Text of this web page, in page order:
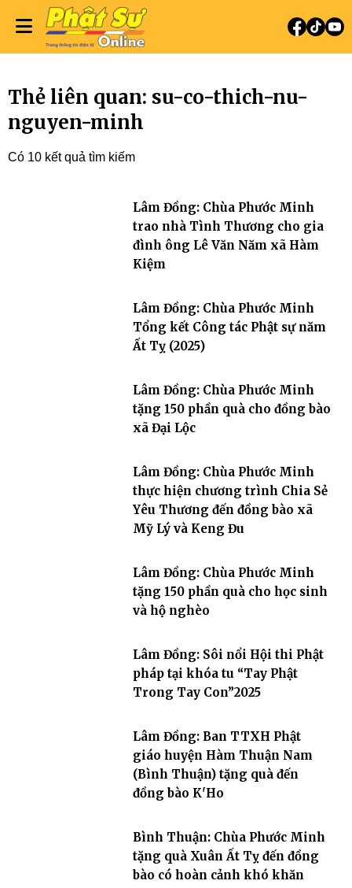
Thẻ liên quan: su-co-thich-nu-
nguyen-minh
Có 10 kết quả tìm kiếm
Lâm Đồng: Chùa Phước Minh
trao nhà Tình Thương cho gia
đình ông Lê Văn Năm xã Hàm
Kiệm
Lâm Đồng: Chùa Phước Minh
Tổng kết Công tác Phật sự năm
Ất Tỵ (2025)
Lâm Đồng: Chùa Phước Minh
tặng 150 phần quà cho đồng bào
xã Đại Lộc
Lâm Đồng: Chùa Phước Minh
thực hiện chương trình Chia Sẻ
Yêu Thương đến đồng bào xã
Mỹ Lý và Keng Đu
Lâm Đồng: Chùa Phước Minh
tặng 150 phần quà cho học sinh
và hộ nghèo
Lâm Đồng: Sôi nổi Hội thi Phật
pháp tại khóa tu “Tay Phật
Trong Tay Con”2025
Lâm Đồng: Ban TTXH Phật
giáo huyện Hàm Thuận Nam
(Bình Thuận) tặng quà đến
đồng bào K'Ho
Bình Thuận: Chùa Phước Minh
tặng quà Xuân Ất Tỵ đến đồng
bào có hoàn cảnh khó khăn